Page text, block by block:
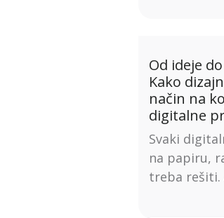
Od ideje
Kako
način na
digitalne
Svaki
na papiru,
treba rešiti.